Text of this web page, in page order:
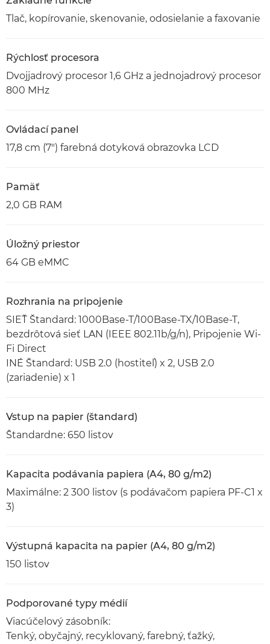
Tlač, kopírovanie, skenovanie, odosielanie a faxovanie
Rýchlosť procesora
Dvojjadrový procesor 1,6 GHz a jednojadrový procesor
800 MHz
Ovládací panel
17,8 cm (7") farebná dotyková obrazovka LCD
Pamäť
2,0 GB RAM
Úložný priestor
64 GB eMMC
Rozhrania na pripojenie
SIEŤ Štandard: 1000Base-T/100Base-TX/10Base-T,
bezdrôtová sieť LAN (IEEE 802.11b/g/n), Pripojenie Wi-
Fi Direct
INÉ Štandard: USB 2.0 (hostiteľ) x 2, USB 2.0
(zariadenie) x 1
Vstup na papier (štandard)
Štandardne: 650 listov
Kapacita podávania papiera (A4, 80 g/m2)
Maximálne: 2 300 listov (s podávačom papiera PF-C1 x
3)
Výstupná kapacita na papier (A4, 80 g/m2)
150 listov
Podporované typy médií
Viacúčelový zásobník:
Tenký, obyčajný, recyklovaný, farebný, ťažký,